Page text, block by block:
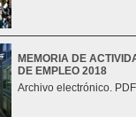
MEMORIA DE
DE EMPLEO 2018
Archivo electrónico.